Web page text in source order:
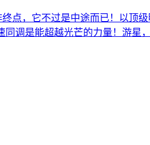
，它不过是中途而已！以顶
调是能超越光芒的力量！游星，